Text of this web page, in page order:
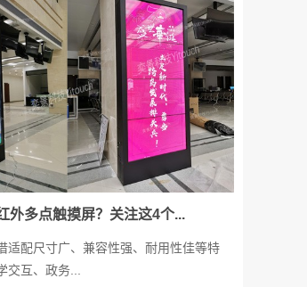
外多点触摸屏？关注这4个...
适配尺寸广、兼容性强、耐用性佳等特
交互、政务...